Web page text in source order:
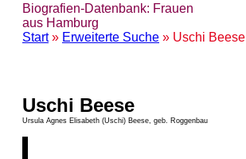
Biografien-Datenbank: Frauen
aus Hamburg
Start» Erweiterte Suche » Uschi Beese
Uschi Beese
Ursula Agnes Elisabeth (Uschi) Beese, geb. Roggenbau